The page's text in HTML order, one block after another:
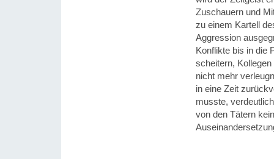
Zuschauern und
zu einem Kartell
Aggression
Konflikte bis in die
scheitern,
nicht mehr
in eine Zeit
musste,
von den Tätern